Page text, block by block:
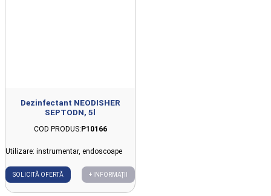
Dezinfectant NEODISHER
SEPTODN, 5l
COD PRODUS:P10166
Utilizare: instrumentar, endoscoape
SOLICITĂ OFERTĂ + INFORMAȚII